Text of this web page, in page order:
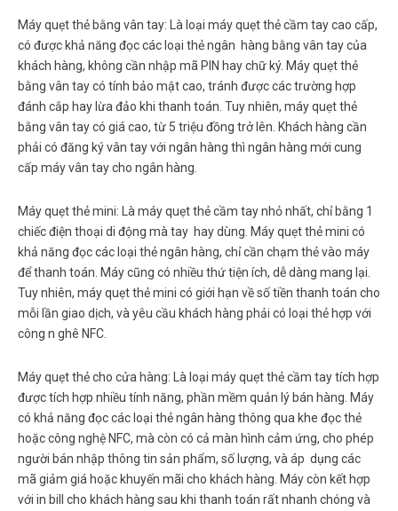
Máy quẹt thẻ bằng vân tay: Là loại máy quẹt thẻ cầm tay cao cấp,
có được khả năng đọc các loại thẻ ngân hàng bằng vân tay của
khách hàng, không cần nhập mã PIN hay chữ ký. Máy quẹt thẻ
bằng vân tay có tính bảo mật cao, tránh được các trường hợp
đánh cắp hay lừa đảo khi thanh toán. Tuy nhiên, máy quẹt thẻ
bằng vân tay có giá cao, từ 5 triệu đồng trở lên. Khách hàng cần
phải có đăng ký vân tay với ngân hàng thì ngân hàng mới cung
cấp máy vân tay cho ngân hàng.
Máy quẹt thẻ mini: Là máy quẹt thẻ cầm tay nhỏ nhất, chỉ bằng 1
chiếc điện thoại di động mà tay hay dùng. Máy quẹt thẻ mini có
khả năng đọc các loại thẻ ngân hàng, chỉ cần chạm thẻ vào máy
để thanh toán. Máy cũng có nhiều thứ tiện ích, dễ dàng mang lại.
Tuy nhiên, máy quẹt thẻ mini có giới hạn về số tiền thanh toán cho
mỗi lần giao dịch, và yêu cầu khách hàng phải có loại thẻ hợp với
công n ghê NFC.
Máy quẹt thẻ cho cửa hàng: Là loại máy quẹt thẻ cầm tay tích hợp
được tích hợp nhiều tính năng, phần mềm quản lý bán hàng. Máy
có khả năng đọc các loại thẻ ngân hàng thông qua khe đọc thẻ
hoặc công nghệ NFC, mà còn có cả màn hình cảm ứng, cho phép
người bán nhập thông tin sản phẩm, số lượng, và áp dụng các
mã giảm giá hoặc khuyến mãi cho khách hàng. Máy còn kết hợp
với in bill cho khách hàng sau khi thanh toán rất nhanh chóng và